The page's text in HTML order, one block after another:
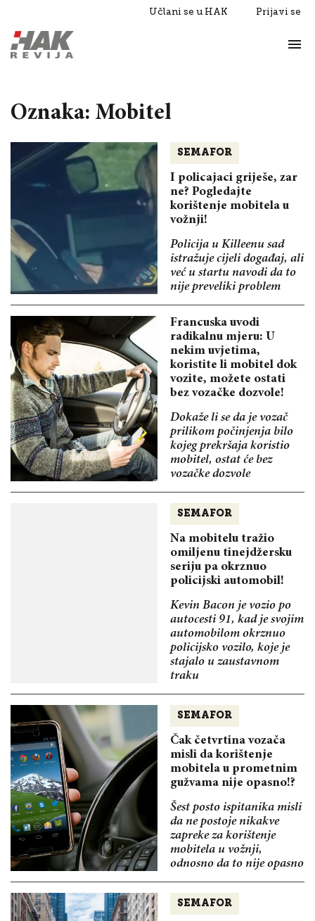
Učlani se u HAK Prijavi se
Razgovori
Oznaka: Mobitel
SEMAFOR
I policajaci griješe, zar
ne? Pogledajte
korištenje mobitela u
vožnji!
Policija u Killeenu sad
istražuje cijeli događaj, ali
već u startu navodi da to
nije preveliki problem
Francuska uvodi
radikalnu mjeru: U
nekim uvjetima,
koristite li mobitel dok
vozite, možete ostati
bez vozačke dozvole!
Dokaže li se da je vozač
prilikom počinjenja bilo
kojeg prekršaja koristio
mobitel, ostat će bez
vozačke dozvole
SEMAFOR
Na mobitelu tražio
omiljenu tinejdžersku
seriju pa okrznuo
policijski automobil!
Kevin Bacon je vozio po
autocesti 91, kad je svojim
automobilom okrznuo
policijsko vozilo, koje je
stajalo u zaustavnom
traku
SEMAFOR
Čak četvrtina vozača
misli da korištenje
mobitela u prometnim
gužvama nije opasno!?
Šest posto ispitanika misli
da ne postoje nikakve
zapreke za korištenje
mobitela u vožnji,
odnosno da to nije opasno
SEMAFOR